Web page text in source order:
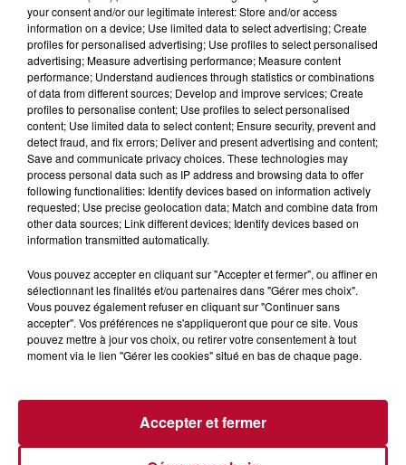
7 août 2026
NOS IDÉES DE SORTIE POUR CE WEEK-END
Comme tous les vendredis, voici une petite sélection des
rendez-vous à ne pas manquer dans le coin. Que vous ayez
your consent and/or our legitimate interest: Store and/or access
information on a device; Use limited data to select advertising; Create
profiles for personalised advertising; Use profiles to select personalised
advertising; Measure advertising performance; Measure content
performance; Understand audiences through statistics or combinations
of data from different sources; Develop and improve services; Create
profiles to personalise content; Use profiles to select personalised
content; Use limited data to select content; Ensure security, prevent and
detect fraud, and fix errors; Deliver and present advertising and content;
Save and communicate privacy choices. These technologies may
process personal data such as IP address and browsing data to offer
following functionalities: Identify devices based on information actively
requested; Use precise geolocation data; Match and combine data from
other data sources; Link different devices; Identify devices based on
information transmitted automatically.
Vous pouvez accepter en cliquant sur "Accepter et fermer", ou affiner en
sélectionnant les finalités et/ou partenaires dans "Gérer mes choix".
Vous pouvez également refuser en cliquant sur "Continuer sans
accepter". Vos préférences ne s'appliqueront que pour ce site. Vous
pouvez mettre à jour vos choix, ou retirer votre consentement à tout
moment via le lien "Gérer les cookies" situé en bas de chaque page.
Accepter et fermer